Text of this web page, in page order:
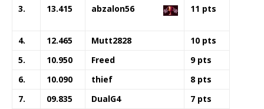
3. 13.415 abzalon56 11 pts
4. 12.465 Mutt2828
10 pts
5.
10.950 Freed
9 pts
6.
10.090 thief
8 pts
7.
09.835 DualG4
7 pts